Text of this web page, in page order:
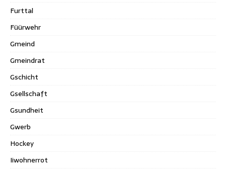
Furttal
Füürwehr
Gmeind
Gmeindrat
Gschicht
Gsellschaft
Gsundheit
Gwerb
Hockey
Iiwohnerrot